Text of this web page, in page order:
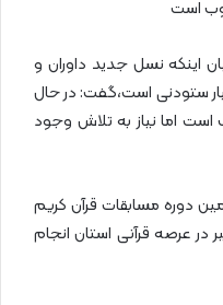
است
اینکه نسل جدید داوران و
ستودنی است،گفت: در حال
اما نیاز به تلاش وجود
دوره مسابقات قرآن کریم
عرصه قرآنی استان انجام